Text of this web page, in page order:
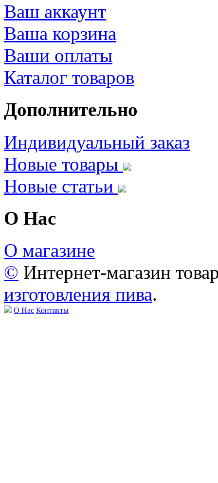
Ваш аккаунт
Ваша корзина
Ваши оплаты
Каталог товаров
Дополнительно
Индивидуальный заказ
Новые товары
Новые статьи
О Нас
О магазине
© Интернет-магазин
изготовления пива.
О Нас Контакты